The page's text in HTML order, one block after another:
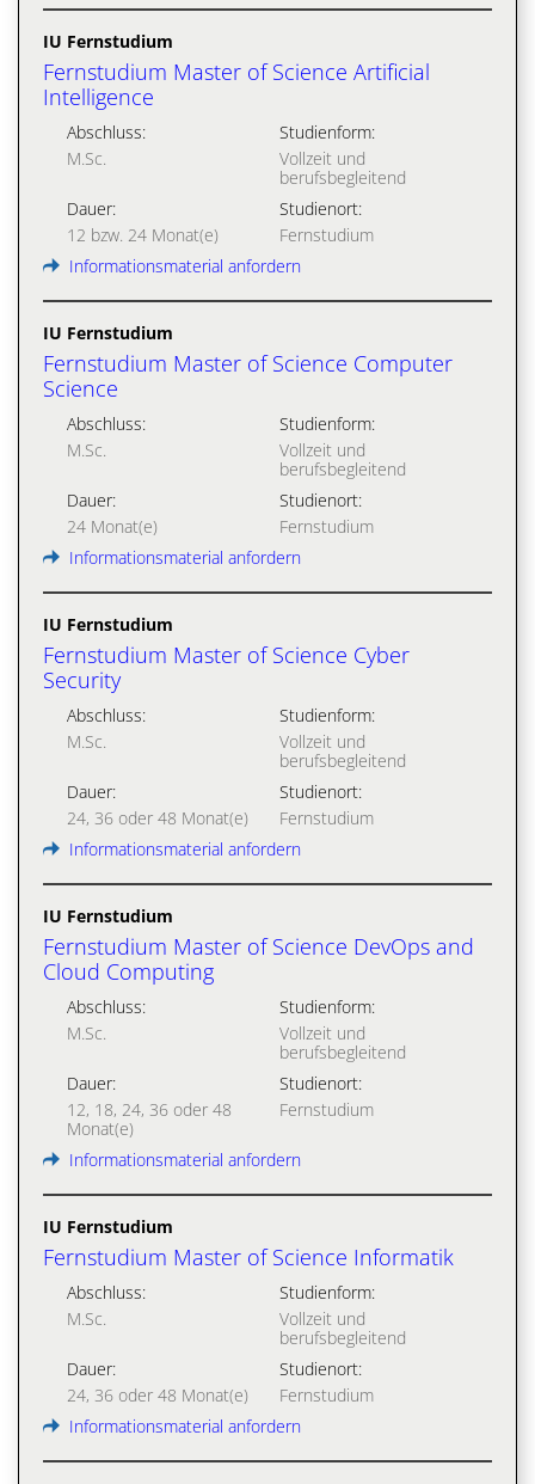
IU Fernstudium
Fernstudium Master of Science Artificial
Intelligence
Abschluss:
M.Sc.
Studienform:
Vollzeit und
berufsbegleitend
Dauer:
12 bzw. 24 Monat(e)
Studienort:
Fernstudium
Informationsmaterial anfordern
IU Fernstudium
Fernstudium Master of Science Computer
Science
Abschluss:
M.Sc.
Studienform:
Vollzeit und
berufsbegleitend
Dauer:
24 Monat(e)
Studienort:
Fernstudium
Informationsmaterial anfordern
IU Fernstudium
Fernstudium Master of Science Cyber
Security
Abschluss:
M.Sc.
Studienform:
Vollzeit und
berufsbegleitend
Dauer:
24, 36 oder 48 Monat(e)
Studienort:
Fernstudium
Informationsmaterial anfordern
IU Fernstudium
Fernstudium Master of Science DevOps and
Cloud Computing
Abschluss:
M.Sc.
Studienform:
Vollzeit und
berufsbegleitend
Dauer:
12, 18, 24, 36 oder 48
Monat(e)
Studienort:
Fernstudium
Informationsmaterial anfordern
IU Fernstudium
Fernstudium Master of Science Informatik
Abschluss:
M.Sc.
Studienform:
Vollzeit und
berufsbegleitend
Dauer:
24, 36 oder 48 Monat(e)
Studienort:
Fernstudium
Informationsmaterial anfordern